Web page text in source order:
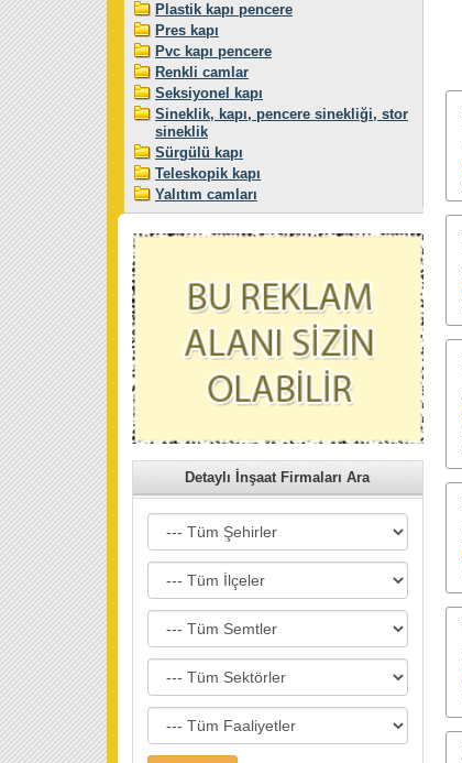
Plastik kapı pencere
Pres kapı
Pvc kapı pencere
Renkli camlar
Seksiyonel kapı
Sineklik, kapı, pencere sinekliği, stor
sineklik
Sürgülü kapı
Teleskopik kapı
Yalıtım camları
Detaylı İnşaat Firmaları Ara